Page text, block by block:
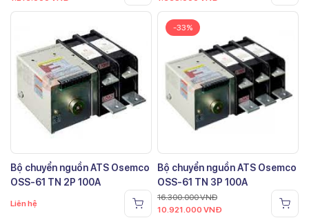
Bộ chuyển nguồn ATS Osemco
OSS-61 TN 2P 100A
Liên hệ
-33%
Bộ chuyển nguồn ATS Osemco
OSS-61 TN 3P 100A
16.300.000VNĐ
10.921.000 VNĐ